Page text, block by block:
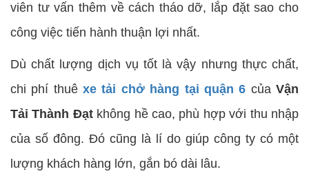
viên tư vấn thêm về cách tháo dỡ, lắp đặt sao cho
công việc tiến hành thuận lợi nhất.
Dù chất lượng dịch vụ tốt là vậy nhưng thực chất,
chi phí thuêxe tải chở hàng tại quận 6 củaVận
Tải Thành Đạtkhông hề cao, phù hợp với thu nhập
của số đông. Đó cũng là lí do giúp công ty có một
lượng khách hàng lớn, gắn bó dài lâu.